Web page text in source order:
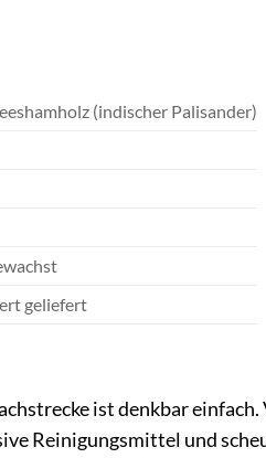
(indischer Palisander)
geliefert
ist denkbar
Reinigungsmittel und